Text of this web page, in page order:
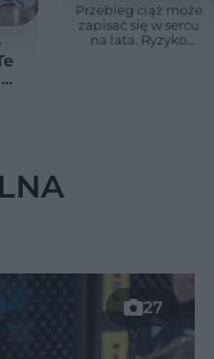
Przebieg ciąż może
zapisać się w sercu
na lata. Ryzyko
27